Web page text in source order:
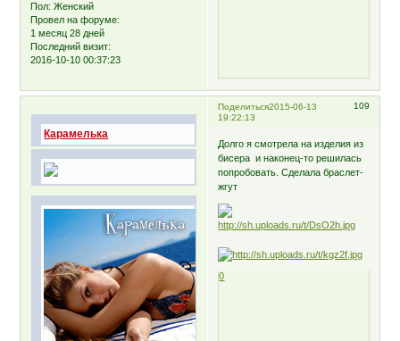
Пол: Женский
Провел на форуме:
1 месяц 28 дней
Последний визит:
2016-10-10 00:37:23
Поделиться 109
2015-06-13
19:22:13
Карамелька
Долго я смотрела на изделия из
бисера и наконец-то решилась
попробовать. Сделала браслет-
жгут
0